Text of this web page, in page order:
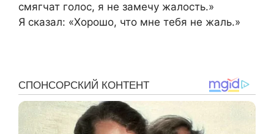
смягчат голос, я не замечу жалость.»
Я сказал: «Хорошо, что мне тебя не жаль.»